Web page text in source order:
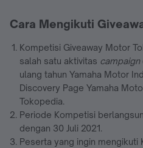
Cara Mengikuti
Kompetisi Giveaway Motor
salah satu aktivitas campaign
ulang tahun Yamaha Motor
Discovery Page Yamaha
Tokopedia.
Periode Kompetisi
dengan 30 Juli 2021.
Peserta yang ingin mengikuti